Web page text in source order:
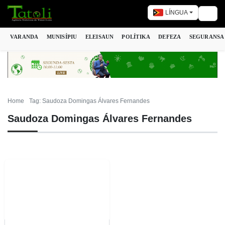
LÍNGUA
VARANDA MUNISÍPIU ELEISAUN POLÍTIKA DEFEZA SEGURANSA
Home Tag: Saudoza Domingas Álvares Fernandes
Saudoza Domingas Álvares Fernandes